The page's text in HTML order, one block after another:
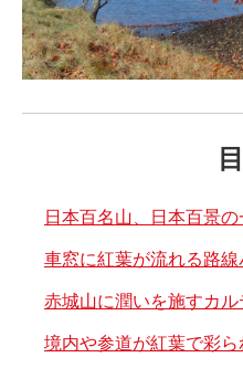
日本百名山、日本百景
車窓に紅葉が流れる路線
赤城山に潤いを施すカ
境内や参道が紅葉で彩